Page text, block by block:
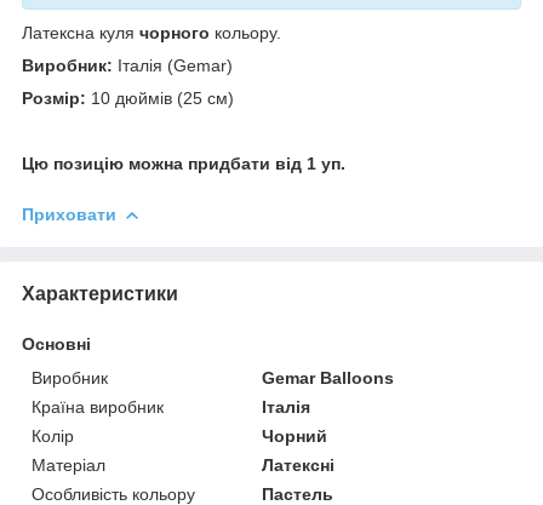
Латексна куля чорного кольору.
Виробник: Італія (Gemar)
Розмір: 10 дюймів (25 см)
Цю позицію можна придбати від 1 уп.
Приховати
Характеристики
Основні
Виробник
Gemar Balloons
Країна виробник
Італія
Колір
Чорний
Матеріал
Латексні
Особливість кольору
Пастель